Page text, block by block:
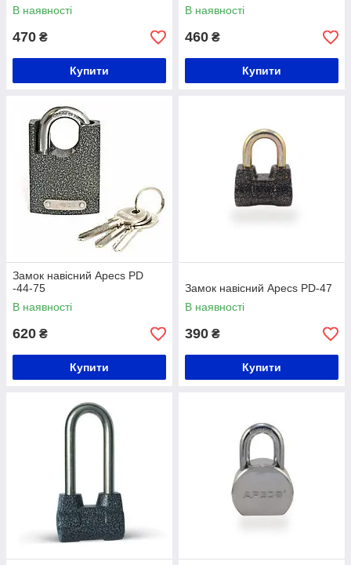
В наявності
470 ₴
Купити
В наявності
460 ₴
Купити
Замок навісний Apecs PD
-44-75
В наявності
620 ₴
Купити
Замок навісний Apecs PD-47
В наявності
390 ₴
Купити